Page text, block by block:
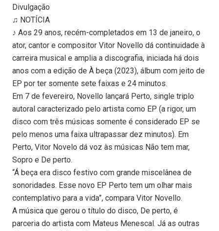
Divulgação
♫ NOTÍCIA
♪ Aos 29 anos, recém-completados em 13 de janeiro, o
ator, cantor e compositor Vitor Novello dá continuidade à
carreira musical e amplia a discografia, iniciada há dois
anos com a edição de À beça (2023), álbum com jeito de
EP por ter somente sete faixas e 24 minutos.
Em 7 de fevereiro, Novello lançará Perto, single triplo
autoral caracterizado pelo artista como EP (a rigor, um
disco com três músicas somente é considerado EP se
pelo menos uma faixa ultrapassar dez minutos). Em
Perto, Vitor Novelo dá voz às músicas Não tem mar,
Sopro e De perto.
“Á beça era disco festivo com grande miscelânea de
sonoridades. Esse novo EP Perto tem um olhar mais
contemplativo para a vida”, compara Vitor Novello.
A música que gerou o título do disco, De perto, é
parceria do artista com Mateus Menescal. Já as outras